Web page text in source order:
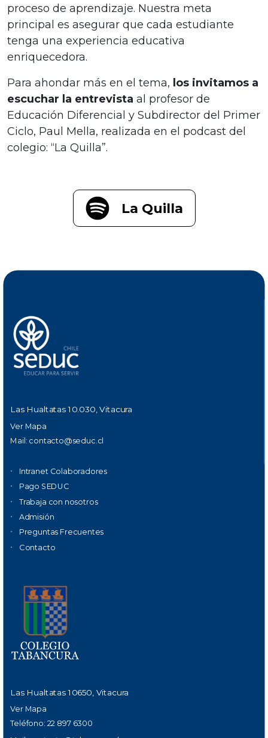
proceso de aprendizaje. Nuestra meta
principal es asegurar que cada estudiante
tenga una experiencia educativa
enriquecedora.
Para ahondar más en el tema, los invitamos a
escuchar la entrevista al profesor de
Educación Diferencial y Subdirector del Primer
Ciclo, Paul Mella, realizada en el podcast del
colegio: “La Quilla”.
La Quilla
Las Hualtatas 10.030, Vitacura
Ver Mapa
Mail: contacto@seduc.cl
Intranet Colaboradores
Pago SEDUC
Trabaja con nosotros
Admisión
Preguntas Frecuentes
Contacto
Las Hualtatas 10650, Vitacura
Ver Mapa
Teléfono: 22 897 6300